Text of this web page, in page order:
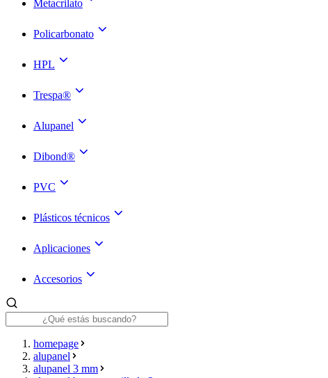
Metacrilato
Policarbonato
HPL
Trespa®
Alupanel
Dibond®
PVC
Plásticos técnicos
Aplicaciones
Accesorios
homepage
alupanel
alupanel 3 mm